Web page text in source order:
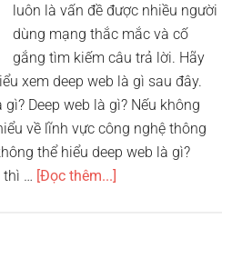
luôn là vấn đề được nhiều người
dùng mạng thắc mắc và cố
gắng tìm kiếm câu trả lời. Hãy
xem deep web là gì sau đây.
Deep web là gì? Nếu không
về lĩnh vực công nghệ thông
thể hiểu deep web là gì?
thì … [Đọc thêm...]